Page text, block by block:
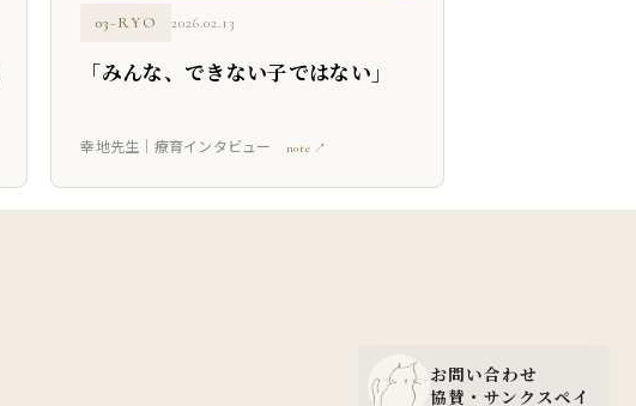
03-RYO 2026.02.13
「みんな、できない子ではない」
幸地先生｜療育インタビュー note ↗
お問い合わせ
協賛・サンクスペイ